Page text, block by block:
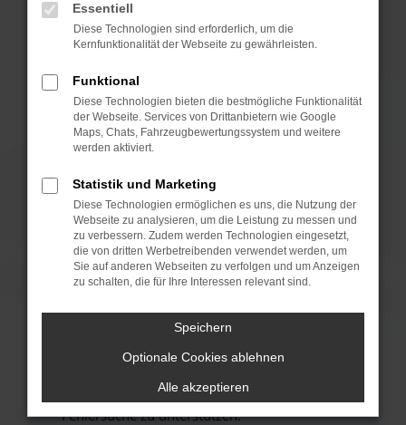
können das Laden bestimmter Seiten
verhindern. Funktioniert die Seite in einem
anderen Browser oder in einem privaten
Fenster?
Starte dein Gerät neu.
Das kann manchmal helfen, vorübergehende
Probleme zu beheben.
Betriebssystem auf dem neuesten Stand
sind.
Veraltete Software birgt nicht nur ein
Sicherheitsrisiko, sondern kann auch dazu
führen, dass bestimmte Funktionen nicht mehr
unterstützt werden.
Wende dich an den Webseitenbetreiber.
Wenn du alle oben genannten Schritte versucht
hast, kontaktiere uns bitte. Wir werden
uns diesen Text schicken, um uns bei der
Fehlersuche zu unterstützen:
Essentiell
Diese Technologien sind erforderlich, um die
Kernfunktionalität der Webseite zu gewährleisten.
Funktional
Diese Technologien bieten die bestmögliche Funktionalität
der Webseite. Services von Drittanbietern wie Google
Maps, Chats, Fahrzeugbewertungssystem und weitere
werden aktiviert.
Statistik und Marketing
Diese Technologien ermöglichen es uns, die Nutzung der
Webseite zu analysieren, um die Leistung zu messen und
zu verbessern. Zudem werden Technologien eingesetzt,
die von dritten Werbetreibenden verwendet werden, um
Sie auf anderen Webseiten zu verfolgen und um Anzeigen
zu schalten, die für Ihre Interessen relevant sind.
Speichern
Optionale Cookies ablehnen
Alle akzeptieren